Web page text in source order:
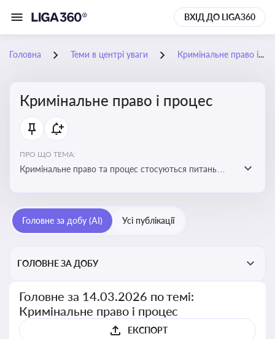
ВХІД ДО LIGA360
Головна Теми в центрі уваги Кримінальне право і процес
Кримінальне право і процес
ПРО ЩО ТЕМА:
Кримінальне право та процес стосуються питань
Головне за добу (AI) Усі публікації
ГОЛОВНЕ ЗА ДОБУ
Головне за 14.03.2026 по темі:
Кримінальне право і процес
ЕКСПОРТ